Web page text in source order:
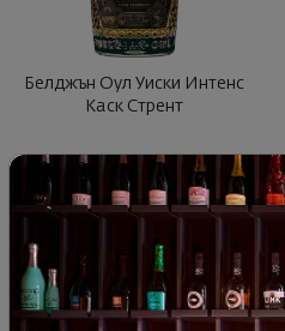
Белджън Оул Уиски Интенс
Каск Стрент
8130 € 15901 лв.